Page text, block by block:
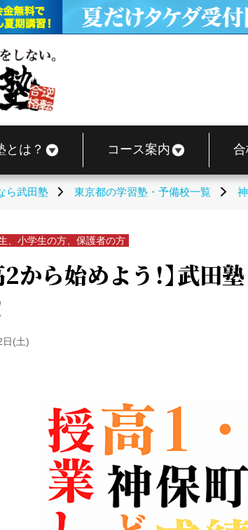
とは？ コース案内
ら武田塾 東京都の学習塾・予備校一覧
、小学生の方、保護者の方
2から始めよう！】武
日(土)